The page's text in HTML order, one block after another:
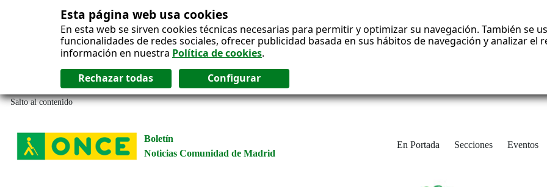
Esta página web usa cookies
En esta web se sirven cookies técnicas necesarias para permitir y optimizar su navegación. También se
funcionalidades de redes sociales, ofrecer publicidad basada en sus hábitos de navegación y analizar
información en nuestra Política de cookies.
Salto al contenido
Boletín
Noticias Comunidad de Madrid
En Portada Secciones Eventos